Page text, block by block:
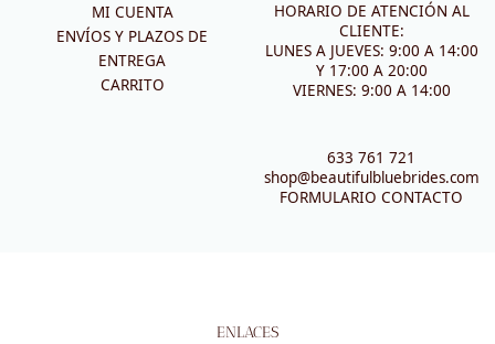
MI CUENTA
ENVÍOS Y PLAZOS DE
ENTREGA
CARRITO
HORARIO DE ATENCIÓN AL
CLIENTE:
LUNES A JUEVES: 9:00 A 14:00
Y 17:00 A 20:00
VIERNES: 9:00 A 14:00
633 761 721
shop@beautifulbluebrides.com
FORMULARIO CONTACTO
ENLACES